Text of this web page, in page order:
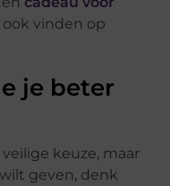
vinden op
je beter
keuze, maar
geven, denk